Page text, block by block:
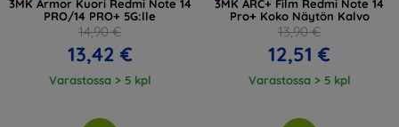
3MK Armor Kuori Redmi Note 14
PRO/14 PRO+ 5G:lle
14,90 €
13,42 €
Varastossa > 5 kpl
3MK ARC+ Film Redmi Note 14
Pro+ Koko Näytön Kalvo
13,90 €
12,51 €
Varastossa > 5 kpl